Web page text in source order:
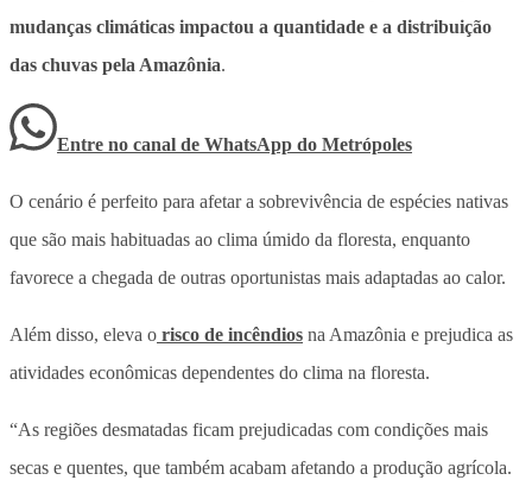
mudanças climáticas impactou a quantidade e a distribuição
das chuvas pela Amazônia.
Entre no canal de WhatsApp do Metrópoles
O cenário é perfeito para afetar a sobrevivência de espécies nativas
que são mais habituadas ao clima úmido da floresta, enquanto
favorece a chegada de outras oportunistas mais adaptadas ao calor.
Além disso, eleva o risco de incêndios na Amazônia e prejudica as
atividades econômicas dependentes do clima na floresta.
“As regiões desmatadas ficam prejudicadas com condições mais
secas e quentes, que também acabam afetando a produção agrícola.